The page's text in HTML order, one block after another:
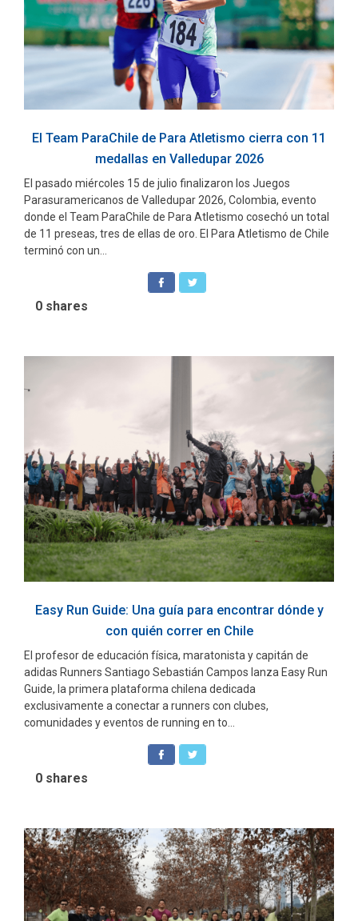
El Team ParaChile de Para Atletismo cierra con 11
medallas en Valledupar 2026
El pasado miércoles 15 de julio finalizaron los Juegos
Parasuramericanos de Valledupar 2026, Colombia, evento
donde el Team ParaChile de Para Atletismo cosechó un total
de 11 preseas, tres de ellas de oro. El Para Atletismo de Chile
terminó con un...
0 shares
Easy Run Guide: Una guía para encontrar dónde y
con quién correr en Chile
El profesor de educación física, maratonista y capitán de
adidas Runners Santiago Sebastián Campos lanza Easy Run
Guide, la primera plataforma chilena dedicada
exclusivamente a conectar a runners con clubes,
comunidades y eventos de running en to...
0 shares